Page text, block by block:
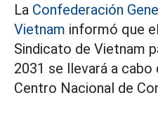
La Confederación
Vietnam informó que
Sindicato de Vietnam
2031 se llevará a cabo
Centro Nacional de